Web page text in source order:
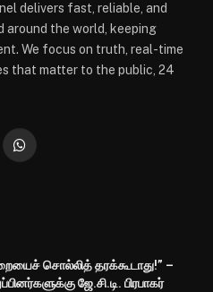
delivers fast, reliable, and
around the world, keeping
We focus on truth, real-time
that matter to the public, 24
WhatsApp
சொல்லித் தரக்கூடாது!” –
ஜே.சி.டி. பிரபாகர்